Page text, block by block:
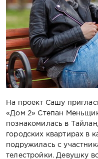
На проект Сашу
«Дом 2» Степан
познакомилась в
городских квартирах в
подружилась с
телестройки. Девушку